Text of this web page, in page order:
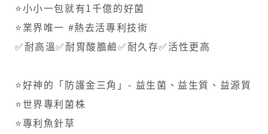
⭐小小一包就有1千億的好菌
⭐業界唯一 #熱去活專利技術
✅耐高溫✅耐胃酸膽鹼✅耐久存✅活性更高
⭐好神的「防護金三角」- 益生菌、益生質、益源質
⭐世界專利菌株
⭐專利魚針草